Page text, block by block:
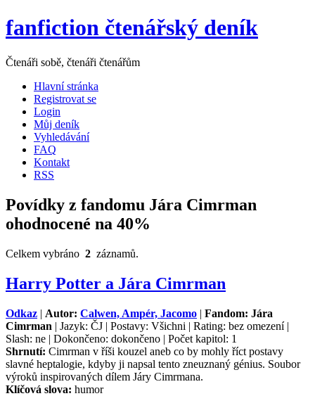
fanfiction čtenářský deník
Čtenáři sobě, čtenáři čtenářům
Hlavní stránka
Registrovat se
Login
Můj deník
Vyhledávání
FAQ
Kontakt
RSS
Povídky z fandomu Jára Cimrman
ohodnocené na 40%
Celkem vybráno 2 záznamů.
Harry Potter a Jára Cimrman
Odkaz | Autor: Calwen, Ampér, Jacomo | Fandom: Jára
Cimrman | Jazyk: ČJ | Postavy: Všichni | Rating: bez omezení |
Slash: ne | Dokončeno: dokončeno | Počet kapitol: 1
Shrnutí: Cimrman v říši kouzel aneb co by mohly říct postavy
slavné heptalogie, kdyby ji napsal tento zneuznaný génius. Soubor
výroků inspirovaných dílem Járy Cimrmana.
Klíčová slova: humor